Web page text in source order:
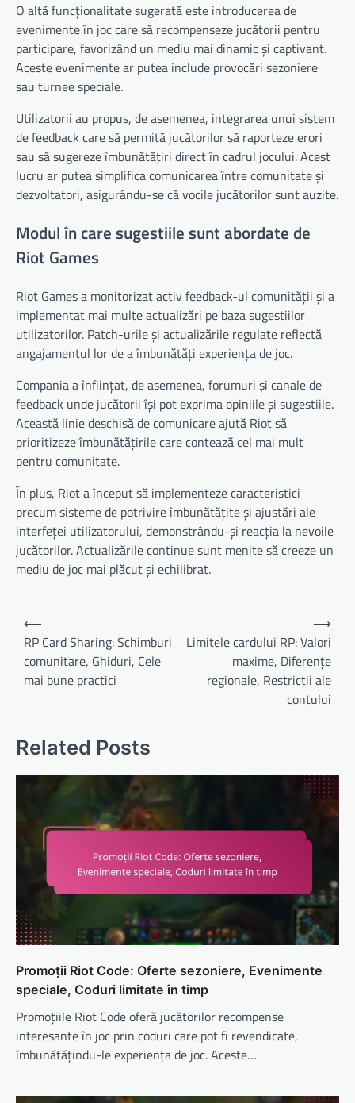
O altă funcționalitate sugerată este introducerea de
evenimente în joc care să recompenseze jucătorii pentru
participare, favorizând un mediu mai dinamic și captivant.
Aceste evenimente ar putea include provocări sezoniere
sau turnee speciale.
Utilizatorii au propus, de asemenea, integrarea unui sistem
de feedback care să permită jucătorilor să raporteze erori
sau să sugereze îmbunătățiri direct în cadrul jocului. Acest
lucru ar putea simplifica comunicarea între comunitate și
dezvoltatori, asigurându-se că vocile jucătorilor sunt auzite.
Modul în care sugestiile sunt abordate de
Riot Games
Riot Games a monitorizat activ feedback-ul comunității și a
implementat mai multe actualizări pe baza sugestiilor
utilizatorilor. Patch-urile și actualizările regulate reflectă
angajamentul lor de a îmbunătăți experiența de joc.
Compania a înființat, de asemenea, forumuri și canale de
feedback unde jucătorii își pot exprima opiniile și sugestiile.
Această linie deschisă de comunicare ajută Riot să
prioritizeze îmbunătățirile care contează cel mai mult
pentru comunitate.
În plus, Riot a început să implementeze caracteristici
precum sisteme de potrivire îmbunătățite și ajustări ale
interfeței utilizatorului, demonstrându-și reacția la nevoile
jucătorilor. Actualizările continue sunt menite să creeze un
mediu de joc mai plăcut și echilibrat.
Post
navigation
⟵
RP Card Sharing: Schimburi
comunitare, Ghiduri, Cele
mai bune practici
Limitele cardului RP: Valori
maxime, Diferențe
regionale, Restricții ale
contului
⟶
Related Posts
Promoții Riot Code: Oferte sezoniere, Evenimente
speciale, Coduri limitate în timp
Promoțiile Riot Code oferă jucătorilor recompense
interesante în joc prin coduri care pot fi revendicate,
îmbunătățindu-le experiența de joc. Aceste…